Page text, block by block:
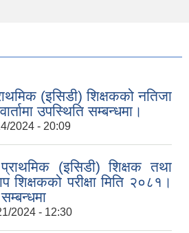
(इसिडी) शिक्षकको नतिजा
उपस्थिति सम्बन्धमा।
2024 - 20:09
(इसिडी) शिक्षक तथा
शिक्षकको परीक्षा मिति २०८१।
2024 - 12:30